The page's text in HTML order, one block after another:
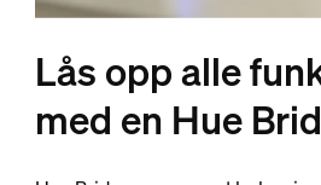
Lås opp alle
med en Hue